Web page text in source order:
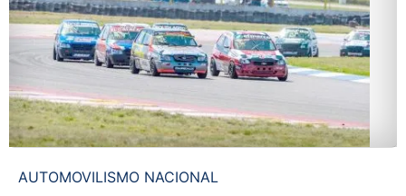
AUTOMOVILISMO NACIONAL